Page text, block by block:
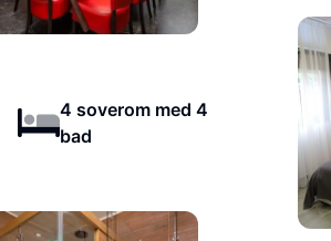
4 soverom med 4
bad